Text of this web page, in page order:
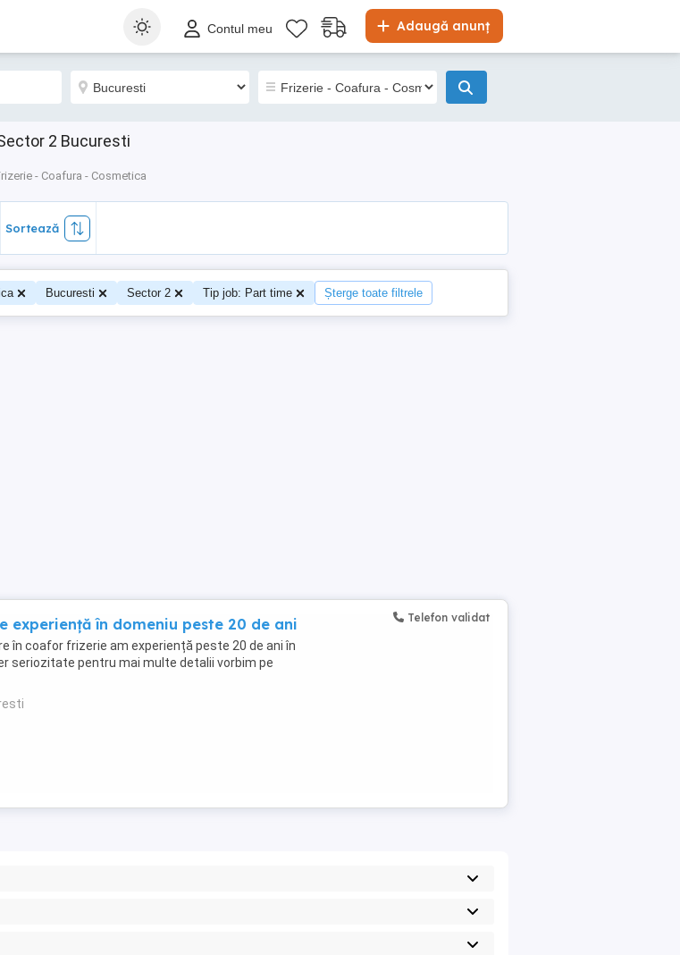
Adaugă anunț
Contul meu
2 Bucuresti
- Coafura - Cosmetica
Sortează
Bucuresti Sector 2 Tip job: Part time Șterge toate filtrele
experiență în domeniu peste 20 de ani
în coafor frizerie am experiență peste 20 de ani în
seriozitate pentru mai multe detalii vorbim pe
Telefon validat